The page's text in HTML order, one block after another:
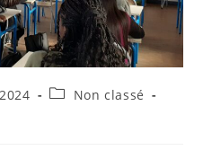
Non classé